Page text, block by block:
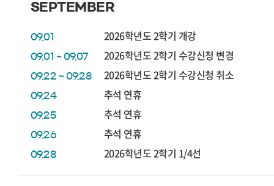
SEPTEMBER
09.01 2026학년도 2학기 개강
09.01 ~ 09.07 2026학년도 2학기 수강신청 변경
09.22 ~ 09.28 2026학년도 2학기 수강신청 취소
09.24 추석 연휴
09.25 추석 연휴
09.26 추석 연휴
09.28 2026학년도 2학기 1/4선